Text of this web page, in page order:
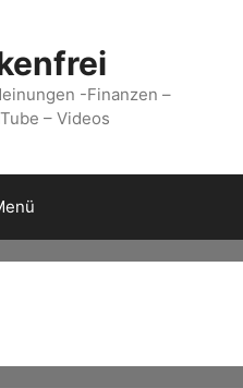
-Finanzen –
– Videos